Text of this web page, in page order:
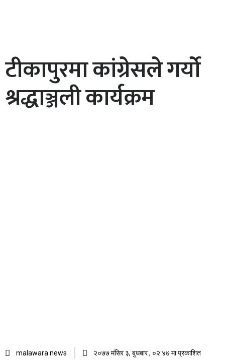
टीकापुरमा कांग्रेसले गर्यो
श्रद्धाञ्जली कार्यक्रम
malawara news २०७७ मंसिर ३, बुधबार , ०२:४७ मा प्रकाशित